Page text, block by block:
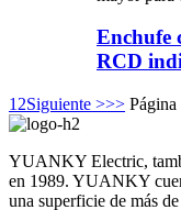
Enchufe
RCD
1 2Siguiente >>> Página
YUANKY Electric,
en 1989. YUANKY
una superficie de más